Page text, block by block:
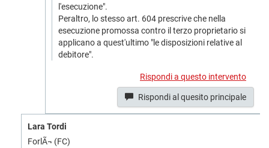
l'esecuzione".
Peraltro, lo stesso art. 604 prescrive che nella
esecuzione promossa contro il terzo proprietario si
applicano a quest'ultimo "le disposizioni relative al
debitore".
Rispondi a questo intervento
Rispondi al quesito principale
Lara Tordi
ForlÃ¬ (FC)